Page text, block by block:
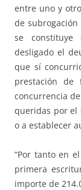
entre uno y
de subrogación
se constituye
desligado el
que sí
prestación de
concurrencia
queridas por el
o a establecer
“Por tanto en
primera
importe de